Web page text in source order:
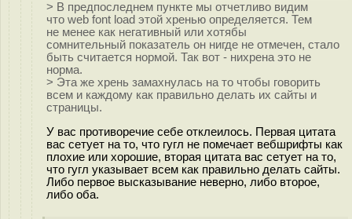
> В предпоследнем пункте мы отчетливо видим
что web font load этой хренью определяется. Тем
не менее как негативный или хотябы
сомнительный показатель он нигде не отмечен, стало
быть считается нормой. Так вот - нихрена это не
норма.
> Эта же хрень замахнулась на то чтобы говорить
всем и каждому как правильно делать их сайты и
страницы.
У вас противоречие себе отклеилось. Первая цитата
вас сетует на то, что гугл не помечает вебшрифты как
плохие или хорошие, вторая цитата вас сетует на то,
что гугл указывает всем как правильно делать сайты.
Либо первое высказывание неверно, либо второе,
либо оба.